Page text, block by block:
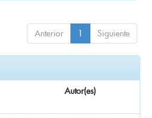
Anterior 1 Siguiente
Autor(es)